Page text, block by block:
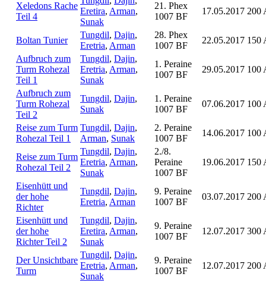
Xeledons Rache
Teil 4
Eretira, Arman,
Sunak
21. Phex
1007 BF
17.05.2017 200
Boltan Tunier
Tungdil, Dajin,
Eretria, Arman
28. Phex
1007 BF
22.05.2017 150
Aufbruch zum
Turm Rohezal
Teil 1
Tungdil, Dajin,
Eretria, Arman,
Sunak
1. Peraine
1007 BF
29.05.2017 100
Aufbruch zum
Turm Rohezal
Teil 2
Tungdil, Dajin,
Sunak
1. Peraine
1007 BF
07.06.2017 100
Reise zum Turm
Rohezal Teil 1
Tungdil, Dajin,
Arman, Sunak
2. Peraine
1007 BF
14.06.2017 100
Reise zum Turm
Rohezal Teil 2
Tungdil, Dajin,
Eretria, Arman,
Sunak
2./8.
Peraine
1007 BF
19.06.2017 150
Eisenhütt und
der hohe
Richter
Tungdil, Dajin,
Eretria, Arman
9. Peraine
1007 BF
03.07.2017 200
Eisenhütt und
der hohe
Richter Teil 2
Tungdil, Dajin,
Eretira, Arman,
Sunak
9. Peraine
1007 BF
12.07.2017 300
Der Unsichtbare
Turm
Tungdil, Dajin,
Eretria, Arman,
Sunak
9. Peraine
1007 BF
12.07.2017 200